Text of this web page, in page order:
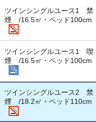
ツインシングルユース1 禁
煙 /16.5㎡・ベッド100cm
ツインシングルユース1 喫
煙 /16.5㎡・ベッド100cm
ツインシングルユース2 禁
煙 /18.2㎡・ベッド110cm